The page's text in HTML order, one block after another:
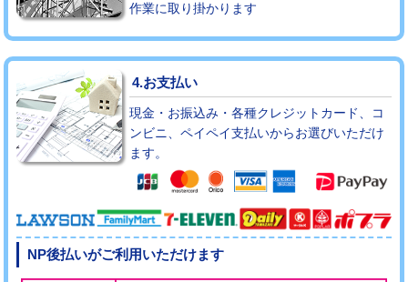
作業に取り掛かります
4.お支払い
現金・お振込み・各種クレジットカード、コ
ンビニ、ペイペイ支払いからお選びいただけ
ます。
NP後払いがご利用いただけます